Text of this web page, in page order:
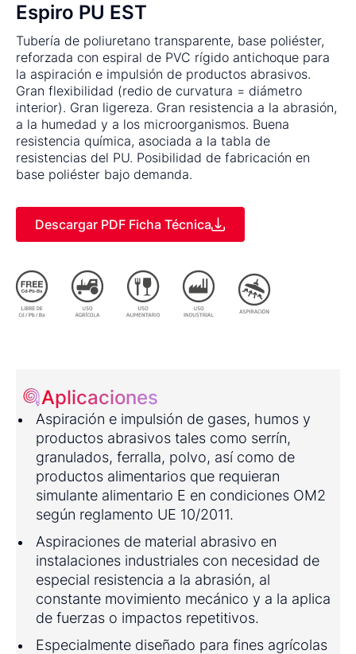
Espiro PU EST
Tubería de poliuretano transparente, base poliéster,
reforzada con espiral de PVC rígido antichoque para
la aspiración e impulsión de productos abrasivos.
Gran flexibilidad (redio de curvatura = diámetro
interior). Gran ligereza. Gran resistencia a la abrasión,
a la humedad y a los microorganismos. Buena
resistencia química, asociada a la tabla de
resistencias del PU. Posibilidad de fabricación en
base poliéster bajo demanda.
Descargar PDF Ficha Técnica
Aplicaciones
Aspiración e impulsión de gases, humos y
productos abrasivos tales como serrín,
granulados, ferralla, polvo, así como de
productos alimentarios que requieran
simulante alimentario E en condiciones OM2
según reglamento UE 10/2011.
Aspiraciones de material abrasivo en
instalaciones industriales con necesidad de
especial resistencia a la abrasión, al
constante movimiento mecánico y a la aplica
de fuerzas o impactos repetitivos.
Especialmente diseñado para fines agrícolas